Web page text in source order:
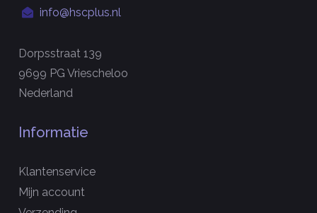
info@hscplus.nl
Dorpsstraat 139
9699 PG Vriescheloo
Nederland
Informatie
Klantenservice
Mijn account